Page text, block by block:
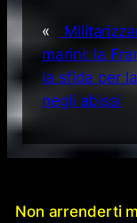
«
marini: la
la sfida per
negli abissi
Non arrenderti